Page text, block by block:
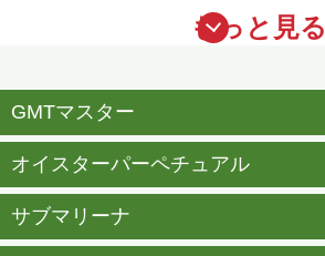
もっと見る
GMTマスター
オイスターパーペチュアル
サブマリーナ